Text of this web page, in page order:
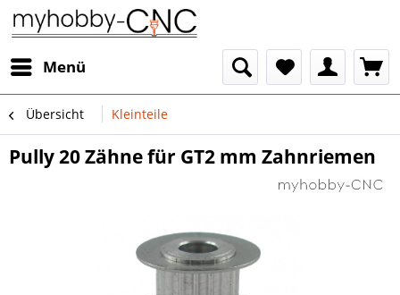
Menü
Übersicht Kleinteile
Pully 20 Zähne für GT2 mm Zahnriemen